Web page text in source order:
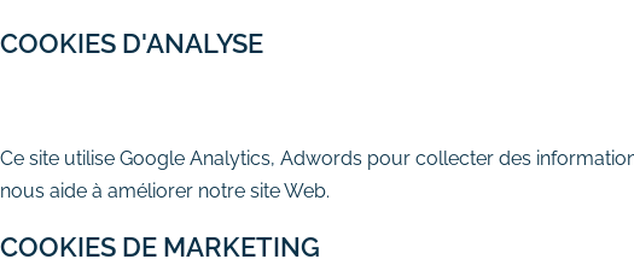
COOKIES D'ANALYSE
Ce site utilise Google Analytics, Adwords pour collecter des
nous aide à améliorer notre site Web.
COOKIES DE MARKETING
Création et refonte de site internet
# Site internet TPE & PME
sites